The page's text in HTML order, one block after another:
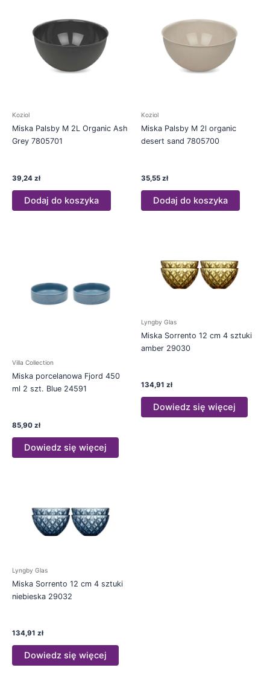
Koziol
Miska Palsby M 2L Organic Ash
Grey 7805701
39,24 zł
Dodaj do koszyka
Koziol
Miska Palsby M 2l organic
desert sand 7805700
35,55 zł
Dodaj do koszyka
Villa Collection
Miska porcelanowa Fjord 450
ml 2 szt. Blue 24591
85,90 zł
Dowiedz się więcej
Lyngby Glas
Miska Sorrento 12 cm 4 sztuki
amber 29030
134,91 zł
Dowiedz się więcej
Lyngby Glas
Miska Sorrento 12 cm 4 sztuki
niebieska 29032
134,91 zł
Dowiedz się więcej